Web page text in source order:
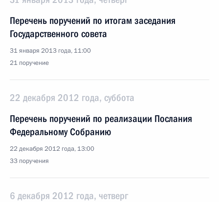
Перечень поручений по итогам заседания
Государственного совета
31 января 2013 года, 11:00
21 поручение
22 декабря 2012 года, суббота
Перечень поручений по реализации Послания
Федеральному Собранию
22 декабря 2012 года, 13:00
33 поручения
6 декабря 2012 года, четверг